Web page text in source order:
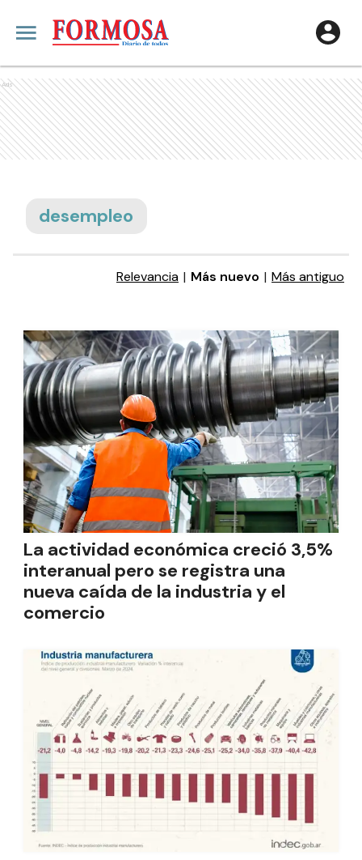
Ads
desempleo
Relevancia | Más nuevo | Más antiguo
La actividad económica creció 3,5%
interanual pero se registra una
nueva caída de la industria y el
comercio